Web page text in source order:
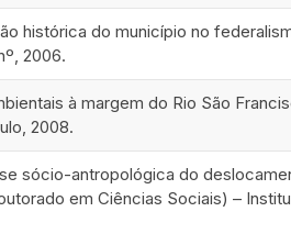
histórica do município no
2006.
à margem do Rio São
2008.
sócio-antropológica do
em Ciências Sociais) –